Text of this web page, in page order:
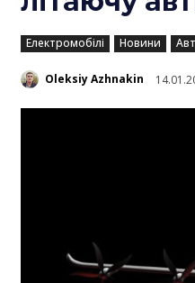
Електромобілі Новини
Oleksiy Azhnakin